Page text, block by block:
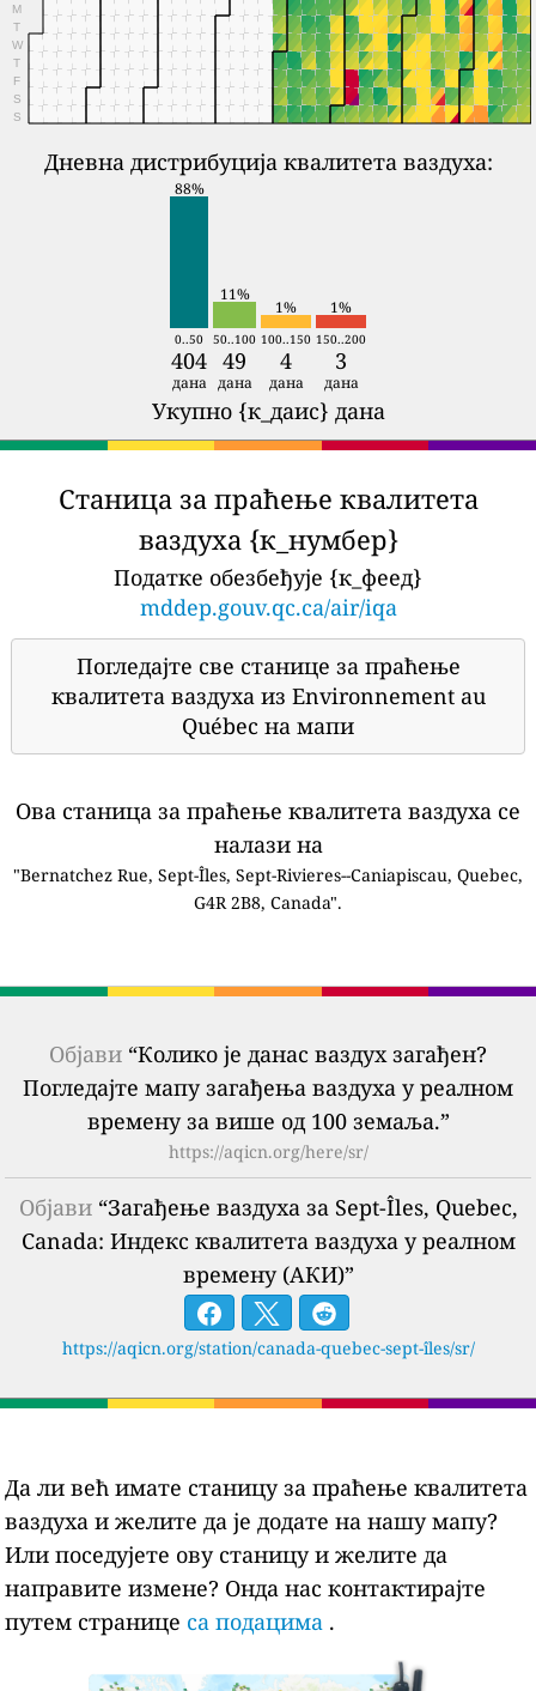
M
T
W
T
F
S
S
Дневна дистрибуција квалитета ваздуха:
88%
11%
1% 1%
0..50 50..100 100..150 150..200
404 49 4 3
дана дана дана дана
Укупно {к_даис} дана
Станица за праћење квалитета
ваздуха {к_нумбер}
Податке обезбеђује {к_феед}
mddep.gouv.qc.ca/air/iqa
Погледајте све станице за праћење
квалитета ваздуха из Environnement au
Québec на мапи
Ова станица за праћење квалитета ваздуха се
налази на
"Bernatchez Rue, Sept-Îles, Sept-Rivieres--Caniapiscau, Quebec,
G4R 2B8, Canada".
Објави “Колико је данас ваздух загађен?
Погледајте мапу загађења ваздуха у реалном
времену за више од 100 земаља.”
https://aqicn.org/here/sr/
Објави“Загађење ваздуха за Sept-Îles, Quebec,
Canada: Индекс квалитета ваздуха у реалном
времену (АКИ)”
https://aqicn.org/station/canada-quebec-sept-îles/sr/
Да ли већ имате станицу за праћење квалитета
ваздуха и желите да је додате на нашу мапу?
Или поседујете ову станицу и желите да
направите измене? Онда нас контактирајте
путем странице са подацима .